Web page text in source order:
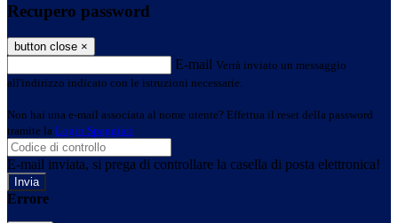
Recupero password
button close ×
E-mail Verrà inviato un messaggio
all'indirizzo indicato con le istruzioni necessarie.
Non hai una e-mail associata al nome utente? Effettua il reset della password
tramite la Login Spaggiari
E-mail inviata, si prega di controllare la casella di posta elettronica!
Errore